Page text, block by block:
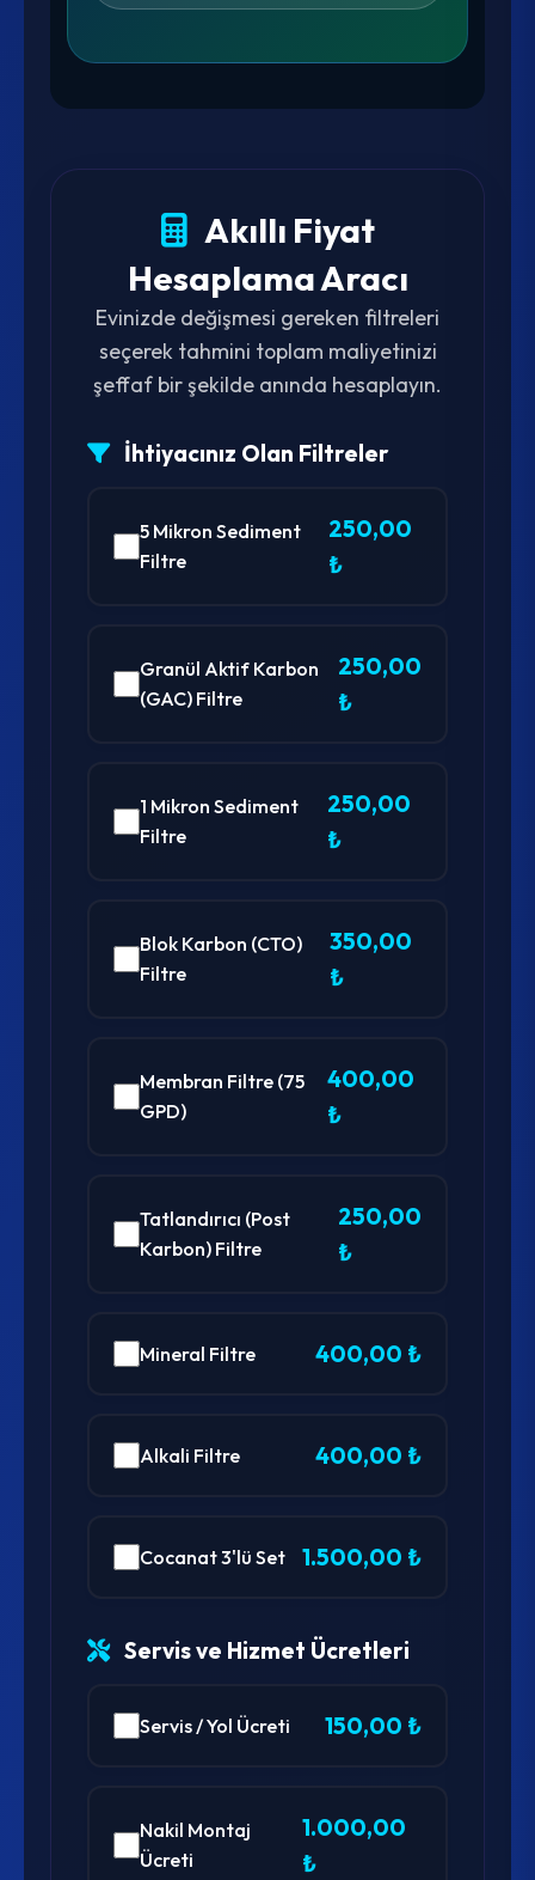
Akıllı Fiyat
Hesaplama Aracı
Evinizde değişmesi gereken filtreleri
seçerek tahmini toplam maliyetinizi
şeffaf bir şekilde anında hesaplayın.
İhtiyacınız Olan Filtreler
5 Mikron Sediment
Filtre
250,00
₺
Granül Aktif Karbon
(GAC) Filtre
250,00
₺
1 Mikron Sediment
Filtre
250,00
₺
Blok Karbon (CTO)
Filtre
350,00
₺
Membran Filtre (75
GPD)
400,00
₺
Tatlandırıcı (Post
Karbon) Filtre
250,00
₺
Mineral Filtre 400,00 ₺
Alkali Filtre 400,00 ₺
Cocanat 3'lü Set 1.500,00 ₺
Servis ve Hizmet Ücretleri
Servis / Yol Ücreti 150,00 ₺
Nakil Montaj
Ücreti
1.000,00
₺